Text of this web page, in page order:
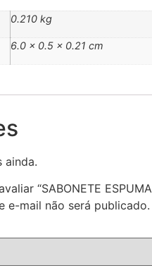
0.210 kg
6.0 × 0.5 × 0.21 cm
ainda.
“SABONETE
e-mail não será publicado.